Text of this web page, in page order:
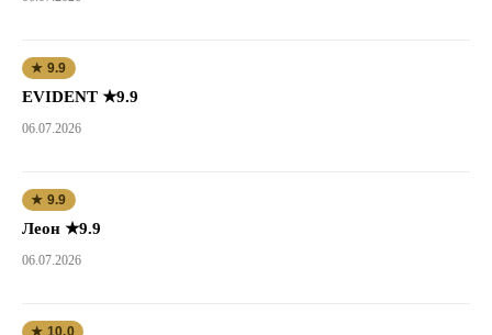
★ 9.9
EVIDENT ★9.9
06.07.2026
★ 9.9
Леон ★9.9
06.07.2026
★ 10.0